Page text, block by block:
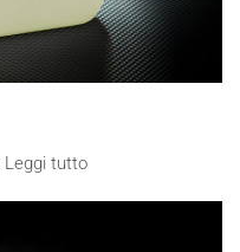
Leggi tutto